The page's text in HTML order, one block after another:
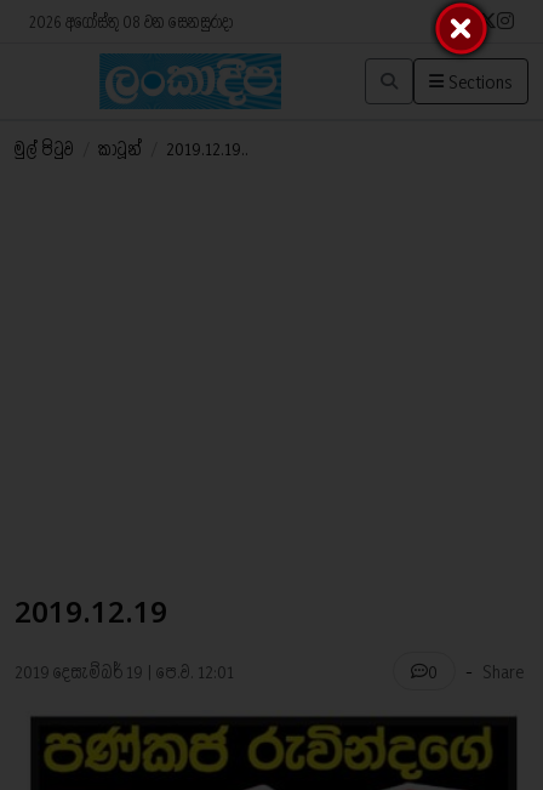
2026 අගෝස්තු 08 වන සෙනසුරාදා
Sections
මුල් පිටුව කාටූන් 2019.12.19..
2019.12.19
2019 දෙසැම්බර් 19 | පෙ.ව. 12:01 0 - Share